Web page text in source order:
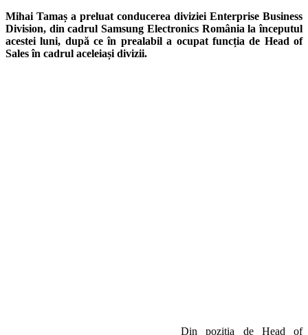
Mihai Tamaș a preluat conducerea diviziei Enterprise Business
Division, din cadrul Samsung Electronics România la începutul
acestei luni, după ce în prealabil a ocupat funcția de Head of
Sales în cadrul aceleiași divizii.
Din poziția de Head of